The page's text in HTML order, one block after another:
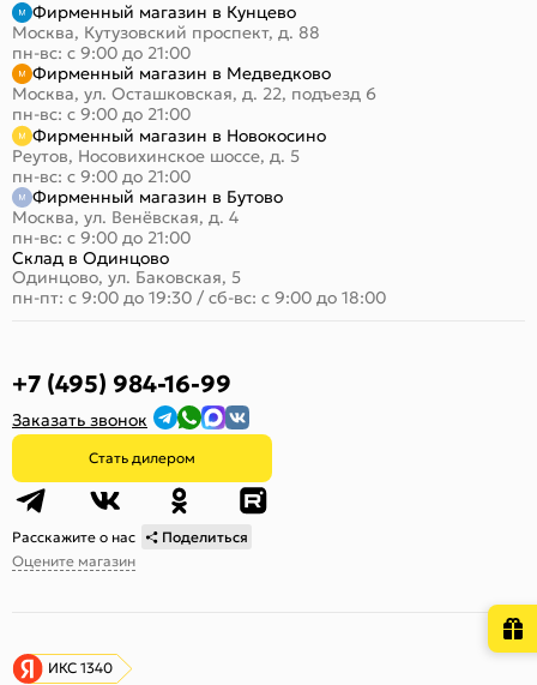
Фирменный магазин в Кунцево
Москва, Кутузовский проспект, д. 88
пн-вс: с 9:00 до 21:00
Фирменный магазин в Медведково
Москва, ул. Осташковская, д. 22, подъезд 6
пн-вс: с 9:00 до 21:00
Фирменный магазин в Новокосино
Реутов, Носовихинское шоссе, д. 5
пн-вс: с 9:00 до 21:00
Фирменный магазин в Бутово
Москва, ул. Венёвская, д. 4
пн-вс: с 9:00 до 21:00
Склад в Одинцово
Одинцово, ул. Баковская, 5
пн-пт: с 9:00 до 19:30 / сб-вс: с 9:00 до 18:00
+7 (495) 984-16-99
Заказать звонок
Стать дилером
Расскажите о нас
Поделиться
Оцените магазин
ИКС 1340